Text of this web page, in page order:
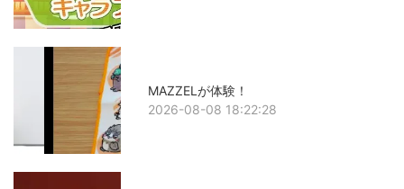
MAZZELが体験！
2026-08-08 18:22:28